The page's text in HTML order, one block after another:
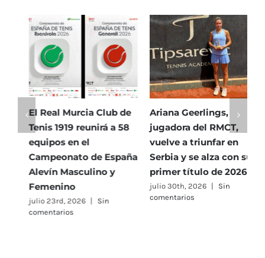
Challenger
El Real Murcia Club de
Tenis 1919 reunirá a 58
equipos en el
Campeonato de España
Alevín Masculino y
Femenino
julio 23rd, 2026 |
Sin
comentarios
Ariana Geerlings,
jugadora del RMCT,
vuelve a triunfar en
Serbia y se alza con su
primer título de 2026
julio 30th, 2026 |
Sin
comentarios